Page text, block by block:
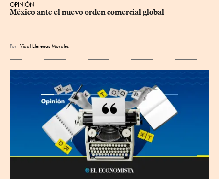
OPINIÓN
México ante el nuevo orden comercial global
Por Vidal Llerenas Morales